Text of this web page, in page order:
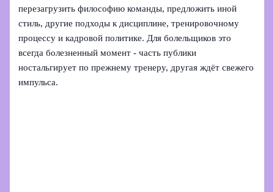
перезагрузить философию команды, предложить иной
стиль, другие подходы к дисциплине, тренировочному
процессу и кадровой политике. Для болельщиков это
всегда болезненный момент - часть публики
ностальгирует по прежнему тренеру, другая ждёт свежего
импульса.